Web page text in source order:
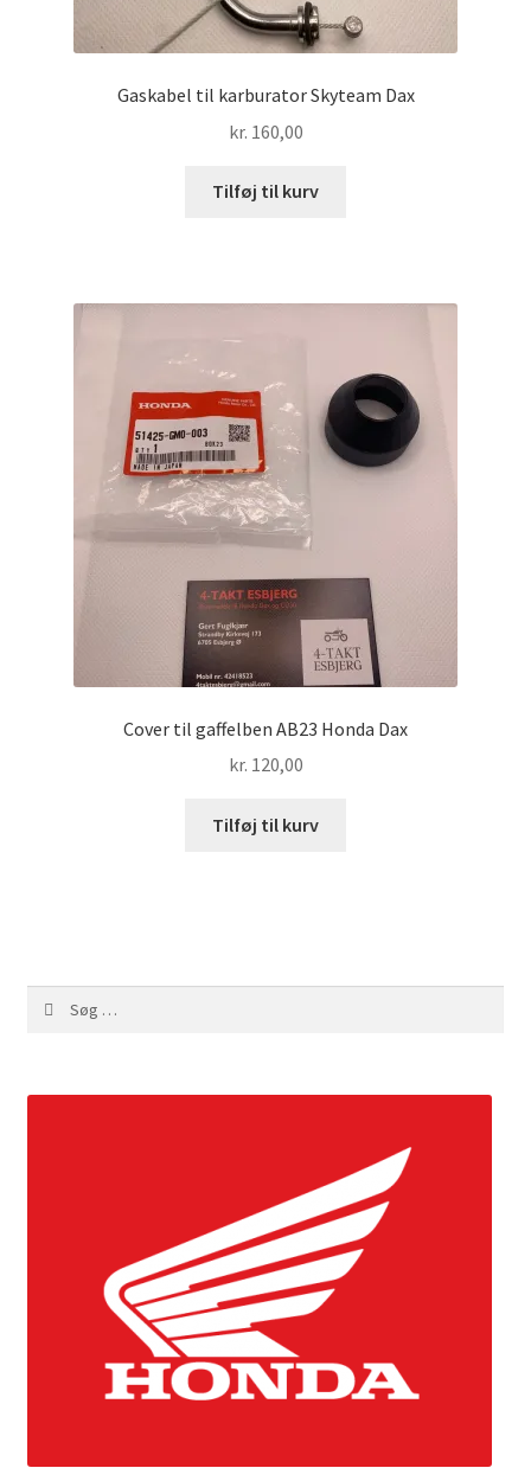
Gaskabel til karburator Skyteam Dax
kr. 160,00
Tilføj til kurv
Cover til gaffelben AB23 Honda Dax
kr. 120,00
Tilføj til kurv